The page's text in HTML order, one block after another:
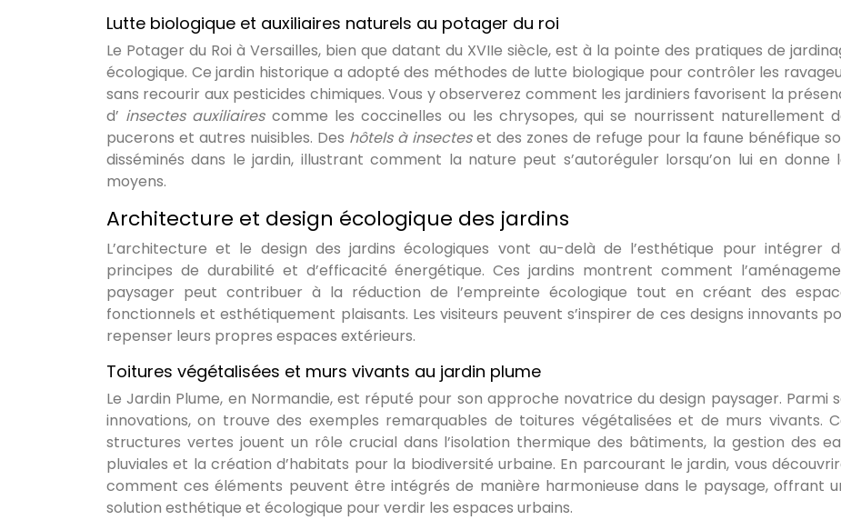
Lutte biologique et auxiliaires naturels au potager du roi
Le Potager du Roi à Versailles, bien que datant du XVIIe siècle, est à la pointe des pratiques de
écologique. Ce jardin historique a adopté des méthodes de lutte biologique pour contrôler les
sans recourir aux pesticides chimiques. Vous y observerez comment les jardiniers favorisent la
d’ insectes auxiliaires comme les coccinelles ou les chrysopes, qui se nourrissent naturellement
pucerons et autres nuisibles. Des hôtels à insecteset des zones de refuge pour la faune bénéfique
disséminés dans le jardin, illustrant comment la nature peut s’autoréguler lorsqu’on lui en donne
moyens.
Architecture et design écologique des jardins
L’architecture et le design des jardins écologiques vont au-delà de l’esthétique pour intégrer
principes de durabilité et d’efficacité énergétique. Ces jardins montrent comment
paysager peut contribuer à la réduction de l’empreinte écologique tout en créant des
fonctionnels et esthétiquement plaisants. Les visiteurs peuvent s’inspirer de ces designs innovants
repenser leurs propres espaces extérieurs.
Toitures végétalisées et murs vivants au jardin plume
Le Jardin Plume, en Normandie, est réputé pour son approche novatrice du design paysager. Parmi
innovations, on trouve des exemples remarquables de toitures végétalisées et de murs vivants.
structures vertes jouent un rôle crucial dans l’isolation thermique des bâtiments, la gestion des
pluviales et la création d’habitats pour la biodiversité urbaine. En parcourant le jardin, vous
comment ces éléments peuvent être intégrés de manière harmonieuse dans le paysage, offrant
solution esthétique et écologique pour verdir les espaces urbains.